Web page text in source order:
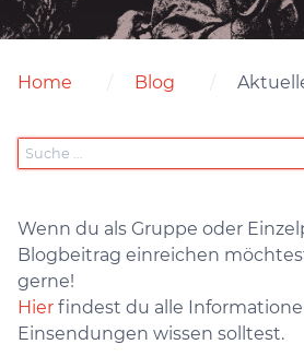
Home Blog
Wenn du als Gruppe oder
Blogbeitrag einreichen
gerne!
Hier findest du alle
Einsendungen wissen solltest.